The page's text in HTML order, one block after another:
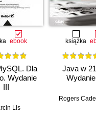
ebook
Dla
Wydanie
III
Lis
książka
Java w
Rogers